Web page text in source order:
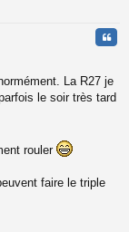
La R27 je
le soir très tard
rouler
faire le triple